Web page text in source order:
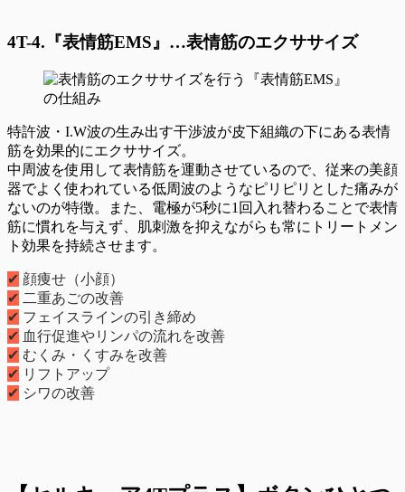
4T-4.『表情筋EMS』…表情筋のエクササイズ
特許波・I.W波の生み出す干渉波が皮下組織の下にある表情
筋を効果的にエクササイズ。
中周波を使用して表情筋を運動させているので、従来の美顔
器でよく使われている低周波のようなピリピリとした痛みが
ないのが特徴。また、電極が5秒に1回入れ替わることで表情
筋に慣れを与えず、肌刺激を抑えながらも常にトリートメン
ト効果を持続させます。
✔ 顔痩せ（小顔）
✔ 二重あごの改善
✔ フェイスラインの引き締め
✔ 血行促進やリンパの流れを改善
✔ むくみ・くすみを改善
✔ リフトアップ
✔ シワの改善